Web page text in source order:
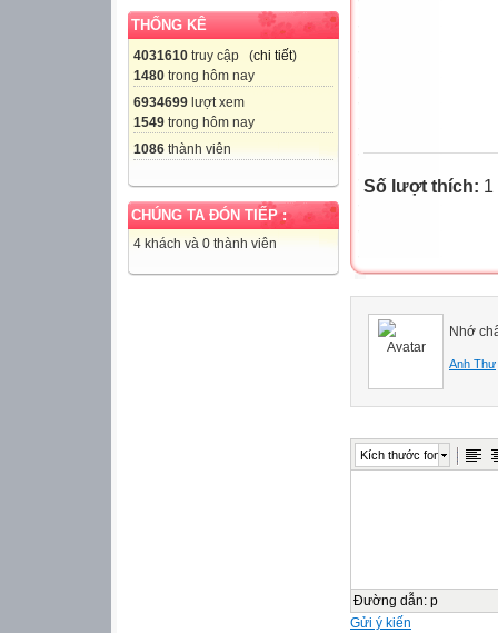
THỐNG KÊ
4031610 truy cập (chi tiết)
1480 trong hôm nay
6934699 lượt xem
1549 trong hôm nay
1086 thành viên
CHÚNG TA ĐÓN TIẾP :
4 khách và 0 thành viên
Số lượt thích: 1
Nhớ
Anh Thư
Kích thước font
Đường dẫn: p
Gửi ý kiến